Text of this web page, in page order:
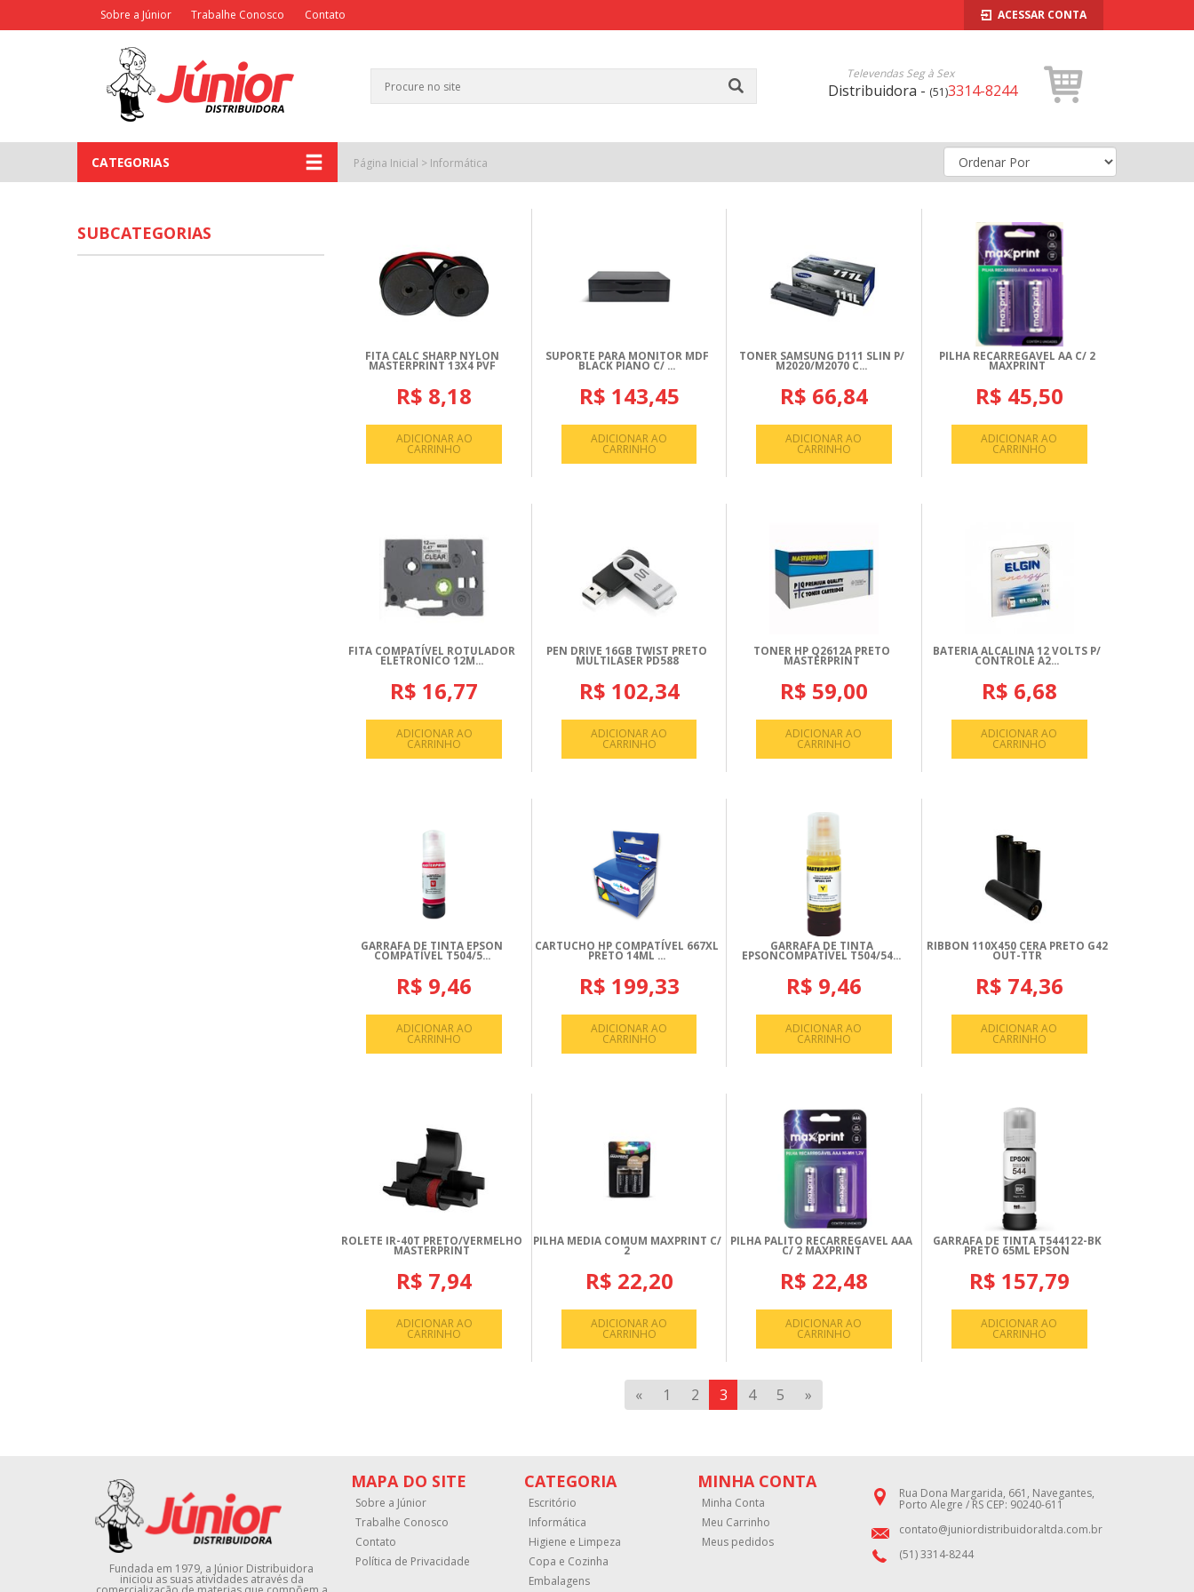
Sobre a Júnior Trabalhe Conosco Contato ACESSAR CONTA
Televendas Seg à Sex
Distribuidora - (51)3314-8244
CATEGORIAS Página Inicial > Informática
FITA CALC SHARP NYLON
MASTERPRINT 13X4 PVF
R$ 8,18
ADICIONAR AO
CARRINHO
SUPORTE PARA MONITOR MDF
BLACK PIANO C/ ...
R$ 143,45
ADICIONAR AO
CARRINHO
TONER SAMSUNG D111 SLIN P/
M2020/M2070 C...
R$ 66,84
ADICIONAR AO
CARRINHO
PILHA RECARREGAVEL AA C/ 2
MAXPRINT
R$ 45,50
ADICIONAR AO
CARRINHO
FITA COMPATÍVEL ROTULADOR
ELETRONICO 12M...
R$ 16,77
ADICIONAR AO
CARRINHO
PEN DRIVE 16GB TWIST PRETO
MULTILASER PD588
R$ 102,34
ADICIONAR AO
CARRINHO
TONER HP Q2612A PRETO
MASTERPRINT
R$ 59,00
ADICIONAR AO
CARRINHO
BATERIA ALCALINA 12 VOLTS P/
CONTROLE A2...
R$ 6,68
ADICIONAR AO
CARRINHO
GARRAFA DE TINTA EPSON
COMPATÍVEL T504/5...
R$ 9,46
ADICIONAR AO
CARRINHO
CARTUCHO HP COMPATÍVEL 667XL
PRETO 14ML ...
R$ 199,33
ADICIONAR AO
CARRINHO
GARRAFA DE TINTA
EPSONCOMPATÍVEL T504/54...
R$ 9,46
ADICIONAR AO
CARRINHO
RIBBON 110X450 CERA PRETO G42
OUT-TTR
R$ 74,36
ADICIONAR AO
CARRINHO
ROLETE IR-40T PRETO/VERMELHO
MASTERPRINT
R$ 7,94
ADICIONAR AO
CARRINHO
PILHA MEDIA COMUM MAXPRINT C/
2
R$ 22,20
ADICIONAR AO
CARRINHO
PILHA PALITO RECARREGAVEL AAA
C/ 2 MAXPRINT
R$ 22,48
ADICIONAR AO
CARRINHO
GARRAFA DE TINTA T544122-BK
PRETO 65ML EPSON
R$ 157,79
ADICIONAR AO
CARRINHO
« 1 2 3 4 5 »
SUBCATEGORIAS
MAPA DO SITE
Sobre a Júnior
Trabalhe Conosco
Contato
Política de Privacidade
CATEGORIA
Escritório
Informática
Higiene e Limpeza
Copa e Cozinha
Embalagens
MINHA CONTA
Minha Conta
Meu Carrinho
Meus pedidos
Fundada em 1979, a Júnior Distribuidora
iniciou as suas atividades através da
Rua Dona Margarida, 661, Navegantes,
Porto Alegre / RS CEP: 90240-611
contato@juniordistribuidoraltda.com.br
(51) 3314-8244